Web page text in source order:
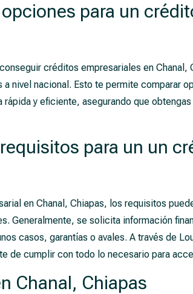
para un
créditos empresariales en
nivel nacional. Esto te permite comparar
y eficiente, asegurando que
para un un
en Chanal, Chiapas, los requisitos
Generalmente, se solicita información
casos, garantías o avales. A través de
de cumplir con todo lo necesario para
Chanal, Chiapas